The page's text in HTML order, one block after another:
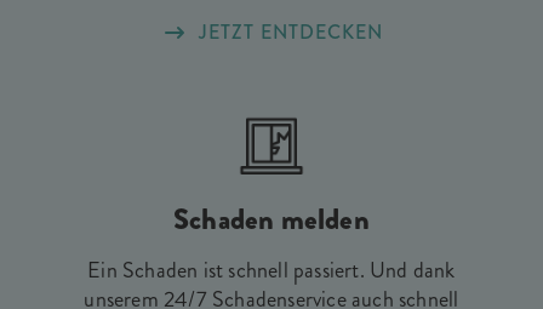
JETZT ENTDECKEN
Schaden melden
Ein Schaden ist schnell passiert. Und dank
unserem 24/7 Schadenservice auch schnell